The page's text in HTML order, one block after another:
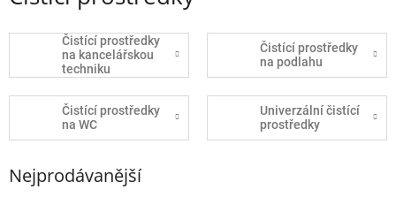
Čistící prostředky
na kancelářskou
techniku
Čistící prostředky
na podlahu
Čistící prostředky
na WC
Univerzální čistící
prostředky
Nejprodávanější